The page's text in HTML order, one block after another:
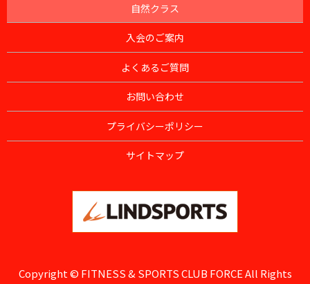
自然クラス
入会のご案内
よくあるご質問
お問い合わせ
プライバシーポリシー
サイトマップ
Copyright © FITNESS & SPORTS CLUB FORCE All Rights